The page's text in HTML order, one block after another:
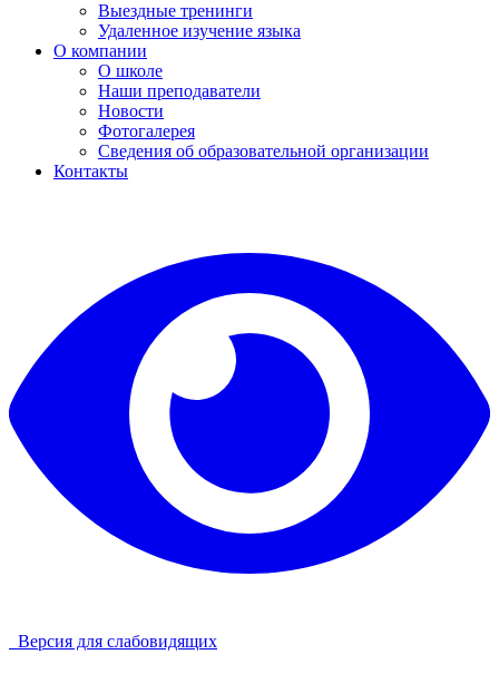
Выездные тренинги
Удаленное изучение языка
О компании
О школе
Наши преподаватели
Новости
Фотогалерея
Сведения об образовательной организации
Контакты
Версия для слабовидящих